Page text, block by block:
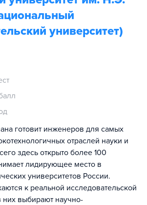
университет)
готовит инженеров для самых
отраслей науки и
здесь открыто более 100
лидирующее место в
университетов России.
к реальной исследовательской
них выбирают научно-